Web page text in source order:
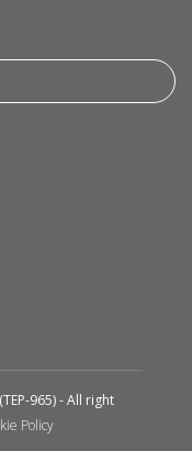
965) - All right
Policy